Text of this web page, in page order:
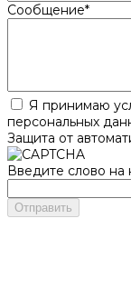
Сообщение*
Я принимаю
персональных
Защита от
Введите слово на